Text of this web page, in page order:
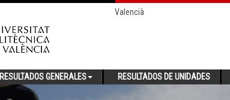
Valencià
RESULTADOS GENERALES RESULTADOS DE UNIDADES